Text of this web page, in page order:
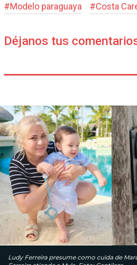
#Modelo paraguaya #Costa
Déjanos tus
Ludy Ferreira presume como cuida de